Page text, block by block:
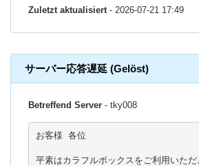
Zuletzt aktualisiert- 2026-07-21 17:49
サーバー応答遅延 (Gelöst)
Betreffend Server - tky008
お客様 各位
平素はカラフルボックスをご利用いた